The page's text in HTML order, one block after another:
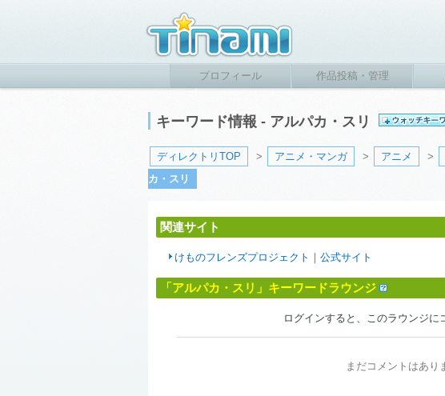
プロフィール 作品投稿・管理
キーワード情報 - アルパカ・スリ
ディレクトリTOP > アニメ・マンガ > アニメ >
カ・スリ
関連サイト
けものフレンズプロジェクト｜公式サイト
「アルパカ・スリ」キーワードラウンジ
ログインすると、このラウンジに
まだコメントはあり